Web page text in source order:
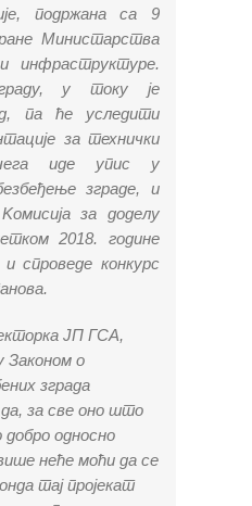
подржана са 9
Министарства
инфраструктуре.
у току је
па ће уследити
за технички
иде упис у
зграде, и
за доделу
2018. године
спроведе конкурс
ЈП ГСА,
Законом о
зграда
за све оно што
односно
неће моћи да се
тај пројекат